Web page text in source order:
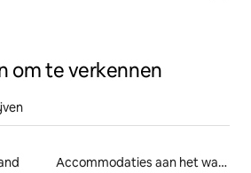
om te verkennen
Accommodaties aan het water